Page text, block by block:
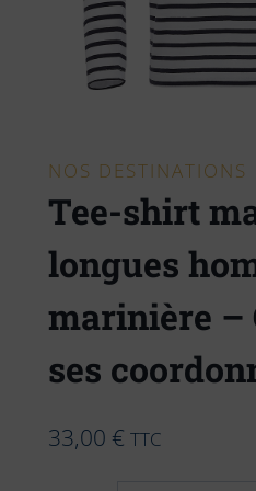
NOS DESTINATIONS
Tee-shirt
longues
marinière –
ses
33,00 € TTC